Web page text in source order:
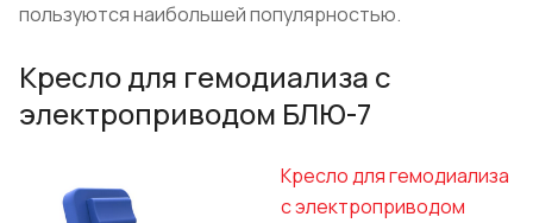
пользуются наибольшей популярностью.
Кресло для гемодиализа с
электроприводом БЛЮ-7
Кресло для гемодиализа
с электроприводом